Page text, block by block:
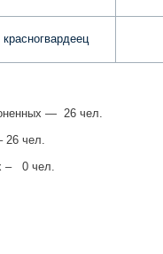
красногвардеец
— 26 чел.
26 чел.
– 0 чел.